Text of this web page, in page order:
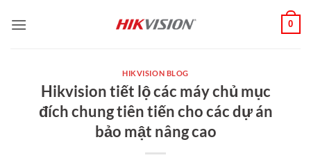
qua
0
HIKVISION BLOG
Hikvision tiết lộ các máy chủ mục
đích chung tiên tiến cho các dự án
bảo mật nâng cao